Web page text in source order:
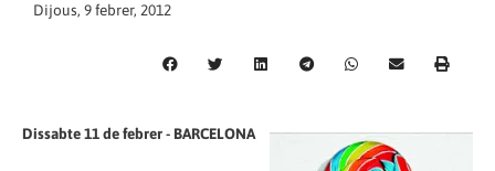
Dijous, 9 febrer, 2012
Dissabte 11 de febrer - BARCELONA